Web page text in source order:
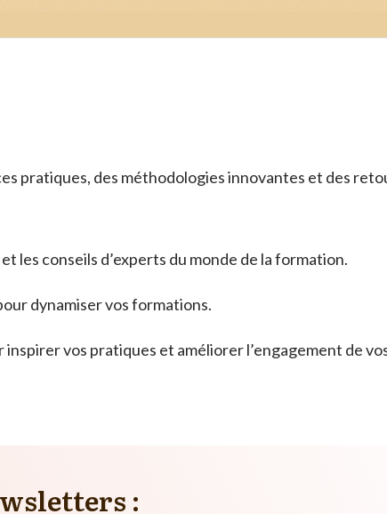
pratiques, des méthodologies innovantes et des
les conseils d’experts du monde de la formation.
dynamiser vos formations.
vos pratiques et améliorer l’engagement de
: